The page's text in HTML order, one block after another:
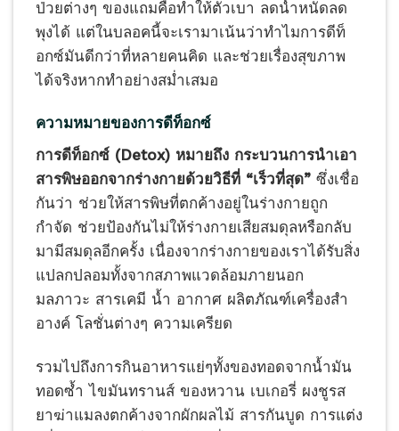
ป่วยต่างๆ ของแถมคือทำให้ตัวเบา ลดน้ำหนัดลด
พุงได้ แต่ในบลอคนี้จะเรามาเน้นว่าทำไมการดีท็
อกซ์มันดีกว่าที่หลายคนคิด และช่วยเรื่องสุขภาพ
ได้จริงหากทำอย่างสม่ำเสมอ
ความหมายของการดีท็อกซ์
การดีท็อกซ์ (Detox) หมายถึง กระบวนการนำเอา
สารพิษออกจากร่างกายด้วยวิธีที่ “เร็วที่สุด” ซึ่งเชื่อ
กันว่า ช่วยให้สารพิษที่ตกค้างอยู่ในร่างกายถูก
กำจัด ช่วยป้องกันไม่ให้ร่างกายเสียสมดุลหรือกลับ
มามีสมดุลอีกครั้ง เนื่องจากร่างกายของเราได้รับสิ่ง
แปลกปลอมทั้งจากสภาพแวดล้อมภายนอก
มลภาวะ สารเคมี น้ำ อากาศ ผลิตภัณฑ์เครื่องสำ
อางค์ โลชั่นต่างๆ ความเครียด
รวมไปถึงการกินอาหารแย่ๆทั้งของทอดจากน้ำมัน
ทอดซ้ำ ไขมันทรานส์ ของหวาน เบเกอรี่ ผงชูรส
ยาฆ่าแมลงตกค้างจากผักผลไม้ สารกันบูด การแต่ง